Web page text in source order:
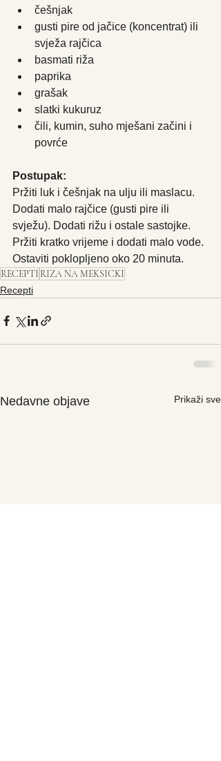
češnjak
gusti pire od jačice (koncentrat) ili
svježa rajčica
basmati riža
paprika
grašak
slatki kukuruz
čili, kumin, suho mješani začini i
povrće
Postupak:
Pržiti luk i češnjak na ulju ili maslacu.
Dodati malo rajčice (gusti pire ili
svježu). Dodati rižu i ostale sastojke.
Pržiti kratko vrijeme i dodati malo vode.
Ostaviti poklopljeno oko 20 minuta.
RECEPTI RIZA NA MEKSICKI
Recepti
Nedavne objave Prikaži sve